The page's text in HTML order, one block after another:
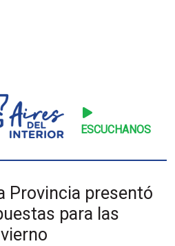
ESCUCHANOS
Provincia presentó
para las